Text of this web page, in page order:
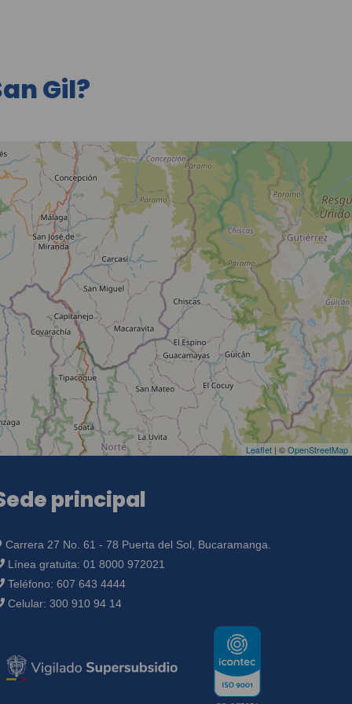
Gil?
Leaflet | ©OpenStreetMap
principal
Carrera 27 No. 61 - 78 Puerta del Sol, Bucaramanga.
Línea gratuita: 01 8000 972021
Teléfono: 607 643 4444
Celular: 300 910 94 14